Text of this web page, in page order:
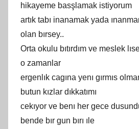
hikayeme basşlamak istiyorum
artık tabı inanamak yada
olan bırsey..
Orta okulu bıtırdım ve meslek
o zamanlar
ergenlık cagına yenı gırmıs
butun kızlar dıkkatımı
cekıyor ve benı her gece
bende bır gun bırı ıle